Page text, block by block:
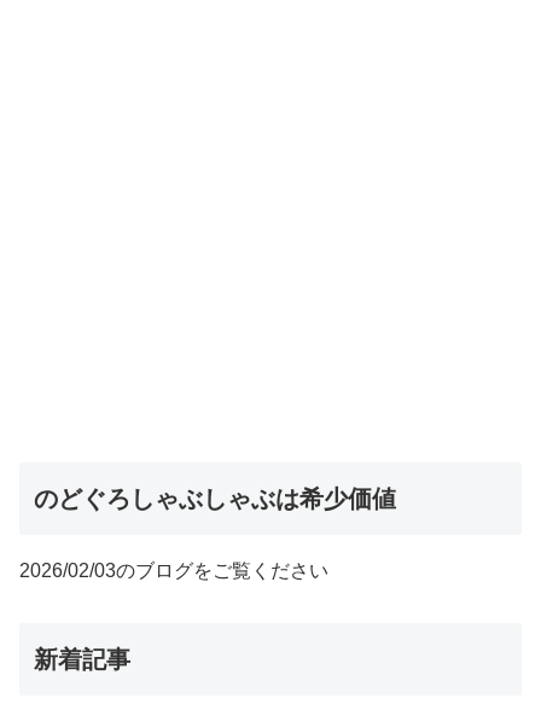
のどぐろしゃぶしゃぶは希少価値
2026/02/03のブログをご覧ください
新着記事